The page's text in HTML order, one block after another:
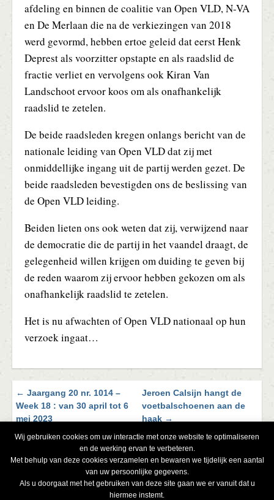
Wij gebruiken cookies om uw interactie met onze website te optimaliseren
en de werking ervan te verbeteren.
Met behulp van deze cookies verzamelen en bewaren we tijdelijk een aantal
van uw persoonlijke gegevens.
Als u doorgaat met het gebruiken van deze site gaan we er vanuit dat u
hiermee instemt.
afdeling en binnen de coalitie van Open VLD, N-VA
en De Merlaan die na de verkiezingen van 2018
werd gevormd, hebben ertoe geleid dat eerst Henk
Deprest als voorzitter opstapte en als raadslid de
fractie verliet en vervolgens ook Kiran Van
Landschoot ervoor koos om als onafhankelijk
raadslid te zetelen.
De beide raadsleden kregen onlangs bericht van de
nationale leiding van Open VLD dat zij met
onmiddellijke ingang uit de partij werden gezet. De
beide raadsleden bevestigden ons de beslissing van
de Open VLD leiding.
Beiden lieten ons ook weten dat zij, verwijzend naar
de democratie die de partij in het vaandel draagt, de
gelegenheid willen krijgen om duiding te geven bij
de reden waarom zij ervoor hebben gekozen om als
onafhankelijk raadslid te zetelen.
Het is nu afwachten of Open VLD nationaal op hun
verzoek ingaat…
Blader
door
de
berichten
← Jaargang 20 nr. 1014 –
Week 18 : van 30 april tot 6
mei 2023
Jeroen Calsijn hangt de
voetbalschoenen aan de
haak →